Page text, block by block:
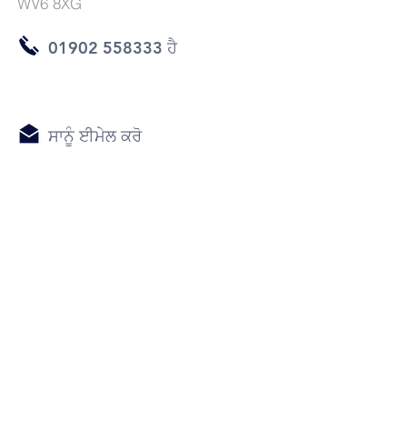
01902 558333 ਹੈ
ਸਾਨੂੰ ਈਮੇਲ ਕਰੋ